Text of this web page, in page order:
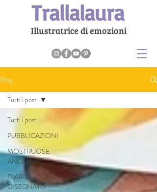
Trallalaura
Illustratrice di emozioni
Blog
Tutti i post
PUBBLICAZIONI
MOSTRUOSE
ANOMALIE
DIARIO
DISEGNATO
Tutti i post